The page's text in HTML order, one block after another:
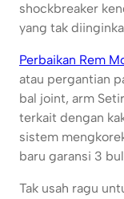
shockbreaker
yang tak
Perbaikan Rem
atau pergantian
bal joint, arm
terkait dengan
sistem
baru garansi 3
Tak usah ragu